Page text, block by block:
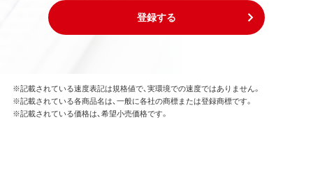
登録する
※記載されている速度表記は規格値で、実環境での速度ではありません。
※記載されている各商品名は、一般に各社の商標または登録商標です。
※記載されている価格は、希望小売価格です。